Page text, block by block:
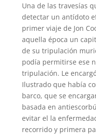
Una de las travesías
detectar un antídoto
primer viaje de Jon
aquella época un
de su tripulación
podía permitirse ese
tripulación. Le
Ilustrado que había
barco, que se
basada en
evitar el la
recorrido y primera